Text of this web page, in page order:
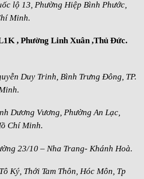
lộ 13, Phường Hiệp Bình Phước,
Minh.
, Phường Linh Xuân ,Thủ Đức.
Duy Trinh, Bình Trưng Đông, TP.
Dương Vương, Phường An Lạc,
Chí Minh.
23/10 – Nha Trang- Khánh Hoà.
Ký, Thới Tam Thôn, Hóc Môn, Tp